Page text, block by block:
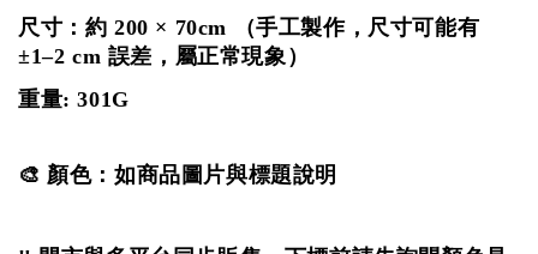
尺寸：約 200 × 70cm
（手工製作，尺寸可能有
±1–2 cm 誤差，屬正常現象）
重量: 301G
🎨 顏色：如商品圖片與標題說明